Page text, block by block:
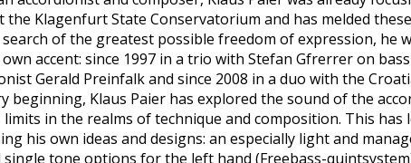
the Klagenfurt State Conservatorium and has melded
search of the greatest possible freedom of expression,
accent: since 1997 in a trio with Stefan Gfrerrer on
Gerald Preinfalk and since 2008 in a duo with the
beginning, Klaus Paier has explored the sound of the
limits in the realms of technique and composition. This
his own ideas and designs: an especially light and
tone options for the left hand (Freebass-